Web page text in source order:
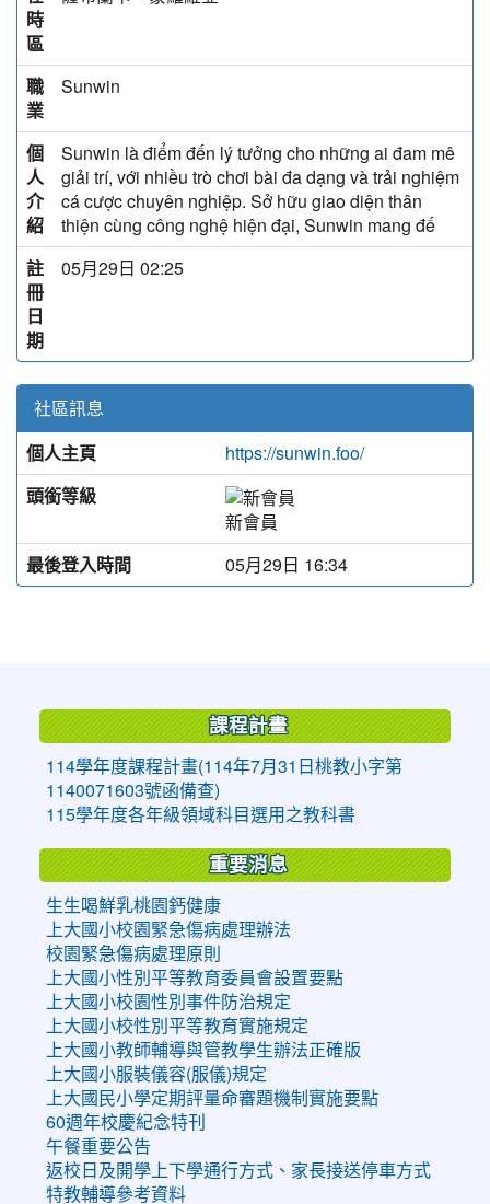
時
區
職
業
Sunwin
個
人
介
紹
Sunwin là điểm đến lý tưởng cho những ai đam mê
giải trí, với nhiều trò chơi bài đa dạng và trải nghiệm
cá cược chuyên nghiệp. Sở hữu giao diện thân
thiện cùng công nghệ hiện đại, Sunwin mang đế
註
冊
日
期
05月29日 02:25
社區訊息
個人主頁
https://sunwin.foo/
頭銜等級
新會員
最後登入時間
05月29日 16:34
課程計畫
114學年度課程計畫(114年7月31日桃教小字第
1140071603號函備查)
115學年度各年級領域科目選用之教科書
重要消息
生生喝鮮乳桃園鈣健康
上大國小校園緊急傷病處理辦法
校園緊急傷病處理原則
上大國小性別平等教育委員會設置要點
上大國小校園性別事件防治規定
上大國小校性別平等教育實施規定
上大國小教師輔導與管教學生辦法正確版
上大國小服裝儀容(服儀)規定
上大國民小學定期評量命審題機制實施要點
60週年校慶紀念特刊
午餐重要公告
返校日及開學上下學通行方式、家長接送停車方式
特教輔導參考資料